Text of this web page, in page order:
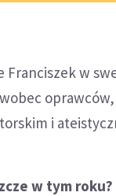
Franciszek w
i
w tym roku?